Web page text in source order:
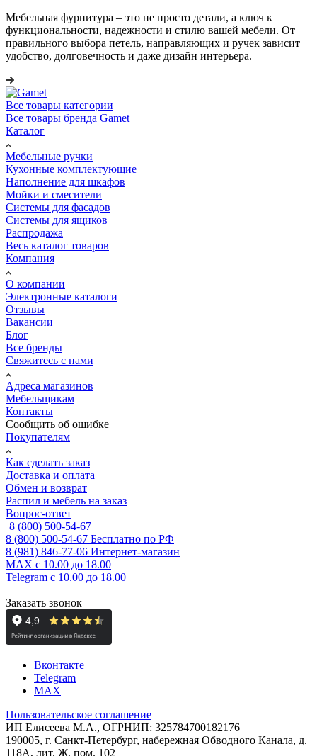
Мебельная фурнитура – это не просто детали, а ключ к
функциональности, надежности и стилю вашей мебели. От
правильного выбора петель, направляющих и ручек зависит
удобство, долговечность и даже дизайн интерьера.
Все товары категории
Все товары бренда Gamet
Каталог
Мебельные ручки
Кухонные комплектующие
Наполнение для шкафов
Мойки и смесители
Системы для фасадов
Системы для ящиков
Распродажа
Весь каталог товаров
Компания
О компании
Электронные каталоги
Отзывы
Вакансии
Блог
Все бренды
Свяжитесь с нами
Адреса магазинов
Мебельщикам
Контакты
Сообщить об ошибке
Покупателям
Как сделать заказ
Доставка и оплата
Обмен и возврат
Распил и мебель на заказ
Вопрос-ответ
8 (800) 500-54-67
8 (800) 500-54-67 Бесплатно по РФ
8 (981) 846-77-06 Интернет-магазин
MAX с 10.00 до 18.00
Telegram с 10.00 до 18.00
Заказать звонок
Вконтакте
Telegram
MAX
Пользовательское соглашение
ИП Елисеева М.А., ОГРНИП: 325784700182176
190005, г. Санкт-Петербург, набережная Обводного Канала, д.
118А, лит. Ж, пом. 102